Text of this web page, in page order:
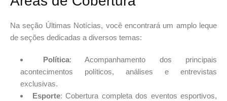
Na seção Últimas Notícias, você encontrará um amplo leque
de seções dedicadas a diversos temas:
Política: Acompanhamento dos principais
acontecimentos políticos, análises e entrevistas
exclusivas.
Esporte: Cobertura completa dos eventos esportivos,